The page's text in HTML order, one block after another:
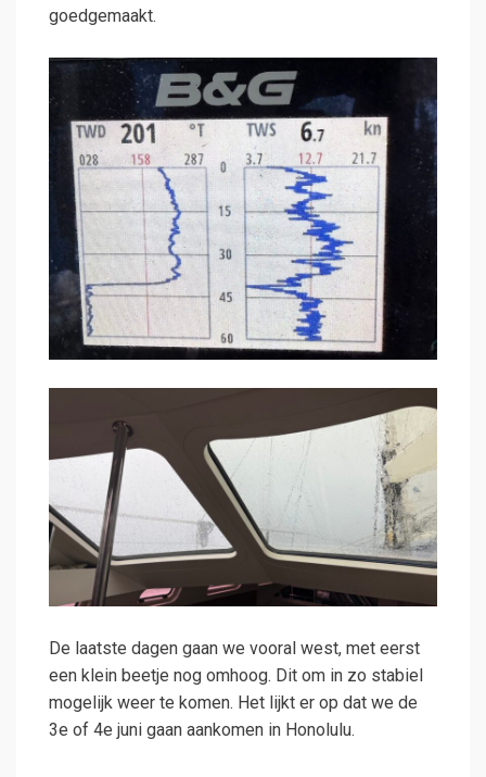
goedgemaakt.
De laatste dagen gaan we vooral west, met eerst
een klein beetje nog omhoog. Dit om in zo stabiel
mogelijk weer te komen. Het lijkt er op dat we de
3e of 4e juni gaan aankomen in Honolulu.